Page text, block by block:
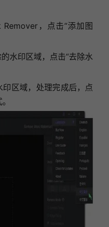
，点击“添加图
水印区域，点击“去除水
区域，处理完成后，点